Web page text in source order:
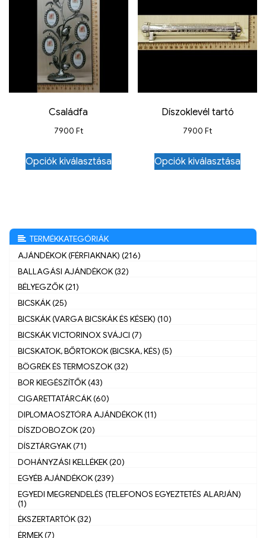
Családfa
7900 Ft
Opciók kiválasztása
Díszoklevél tartó
7900Ft
Opciók kiválasztása
TERMÉKKATEGÓRIÁK
AJÁNDÉKOK (FÉRFIAKNAK) (216)
BALLAGÁSI AJÁNDÉKOK (32)
BÉLYEGZŐK (21)
BICSKÁK (25)
BICSKÁK (VARGA BICSKÁK ÉS KÉSEK) (10)
BICSKÁK VICTORINOX SVÁJCI (7)
BICSKATOK, BŐRTOKOK (BICSKA, KÉS) (5)
BÖGRÉK ÉS TERMOSZOK (32)
BOR KIEGÉSZÍTŐK (43)
CIGARETTATÁRCÁK (60)
DIPLOMAOSZTÓRA AJÁNDÉKOK (11)
DÍSZDOBOZOK (20)
DÍSZTÁRGYAK (71)
DOHÁNYZÁSI KELLÉKEK (20)
EGYÉB AJÁNDÉKOK (239)
EGYEDI MEGRENDELÉS (TELEFONOS EGYEZTETÉS ALAPJÁN)
(1)
ÉKSZERTARTÓK (32)
ÉRMEK (7)